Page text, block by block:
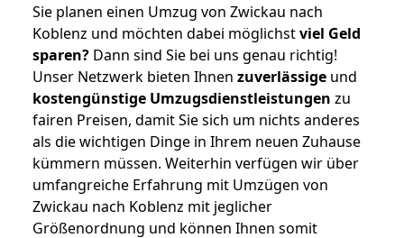
Sie planen einen Umzug von Zwickau nach
Koblenz und möchten dabei möglichstviel Geld
sparen? Dann sind Sie bei uns genau richtig!
Unser Netzwerk bieten Ihnen zuverlässige und
kostengünstige Umzugsdienstleistungen zu
fairen Preisen, damit Sie sich um nichts anderes
als die wichtigen Dinge in Ihrem neuen Zuhause
kümmern müssen. Weiterhin verfügen wir über
umfangreiche Erfahrung mit Umzügen von
Zwickau nach Koblenz mit jeglicher
Größenordnung und können Ihnen somit